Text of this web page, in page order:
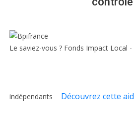
Le saviez-vous ? Fonds Impact Local
indépendants Découvrez cette